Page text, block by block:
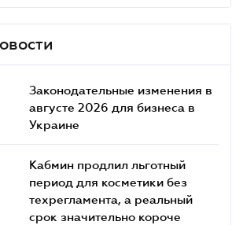
Законодательные изменения в
августе 2026 для бизнеса в
Украине
Кабмин продлил льготный
период для косметики без
техрегламента, а реальный
срок значительно короче